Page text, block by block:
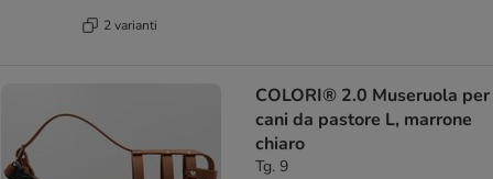
2 varianti
COLORI® 2.0 Museruola per
cani da pastore L, marrone
chiaro
Tg. 9